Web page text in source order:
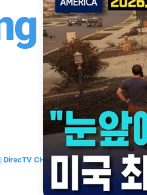
| DirecTV CH